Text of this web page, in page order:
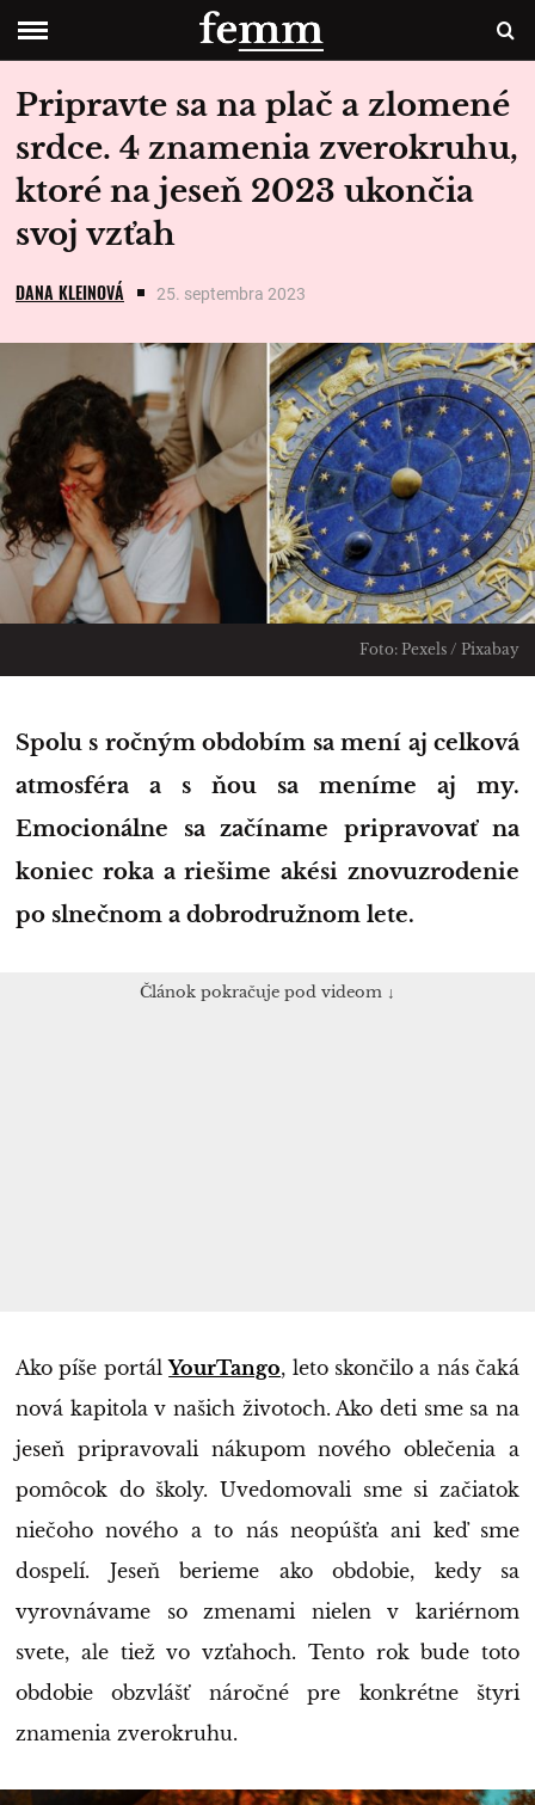
Pripravte sa na plač a zlomené
srdce. 4 znamenia zverokruhu,
ktoré na jeseň 2023 ukončia
svoj vzťah
DANA KLEINOVÁ 25. septembra 2023
Foto: Pexels / Pixabay
Spolu s ročným obdobím sa mení aj celková
atmosféra a s ňou sa meníme aj my.
Emocionálne sa začíname pripravovať na
koniec roka a riešime akési znovuzrodenie
po slnečnom a dobrodružnom lete.
Článok pokračuje pod videom ↓
Ako píše portálYourTango, leto skončilo a nás čaká
nová kapitola v našich životoch. Ako deti sme sa na
jeseň pripravovali nákupom nového oblečenia a
pomôcok do školy. Uvedomovali sme si začiatok
niečoho nového a to nás neopúšťa ani keď sme
dospelí. Jeseň berieme ako obdobie, kedy sa
vyrovnávame so zmenami nielen v kariérnom
svete, ale tiež vo vzťahoch. Tento rok bude toto
obdobie obzvlášť náročné pre konkrétne štyri
znamenia zverokruhu.